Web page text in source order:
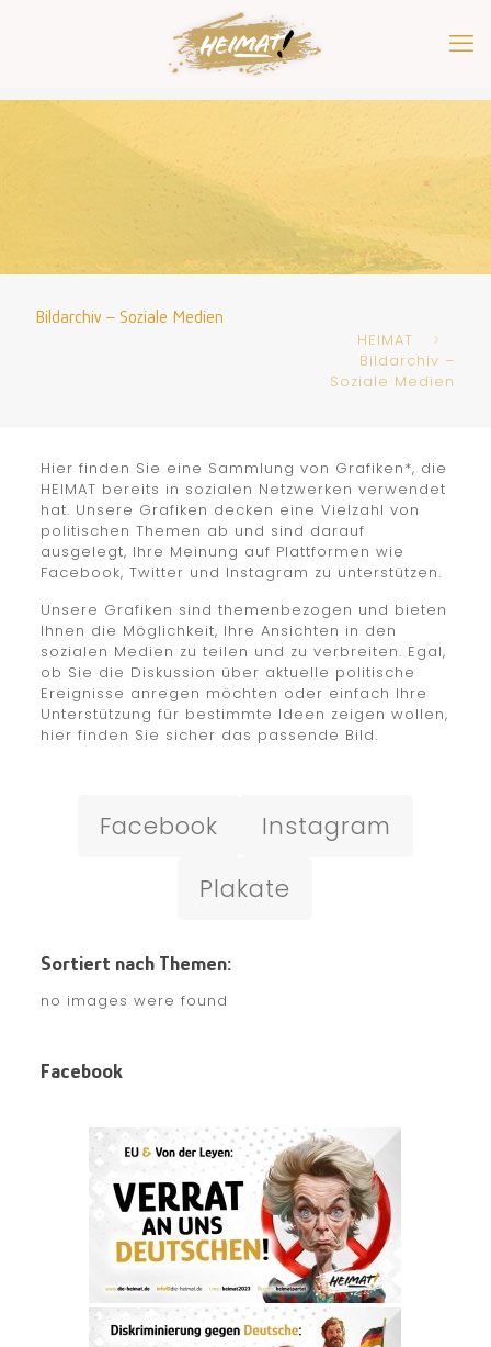
Bildarchiv – Soziale Medien
HEIMAT
Bildarchiv –
Soziale Medien
Hier finden Sie eine Sammlung von Grafiken*, die
HEIMAT bereits in sozialen Netzwerken verwendet
hat. Unsere Grafiken decken eine Vielzahl von
politischen Themen ab und sind darauf
ausgelegt, Ihre Meinung auf Plattformen wie
Facebook, Twitter und Instagram zu unterstützen.
Unsere Grafiken sind themenbezogen und bieten
Ihnen die Möglichkeit, Ihre Ansichten in den
sozialen Medien zu teilen und zu verbreiten. Egal,
ob Sie die Diskussion über aktuelle politische
Ereignisse anregen möchten oder einfach Ihre
Unterstützung für bestimmte Ideen zeigen wollen,
hier finden Sie sicher das passende Bild.
Facebook
Instagram
Plakate
Sortiert nach Themen:
no images were found
Facebook